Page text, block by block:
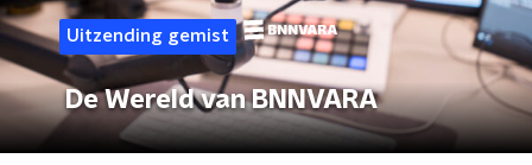
Uitzending gemist
De Wereld van BNNVARA